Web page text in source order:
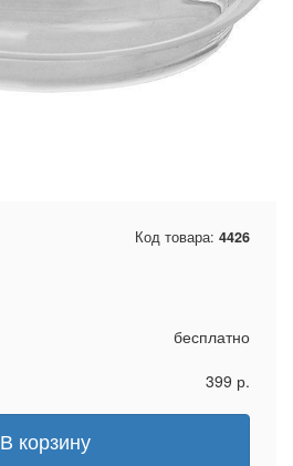
Код товара: 4426
бесплатно
399 р.
В корзину